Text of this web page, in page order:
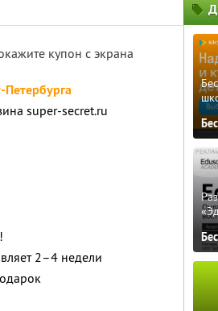
купон с экрана
super-secret.ru
2–4 недели